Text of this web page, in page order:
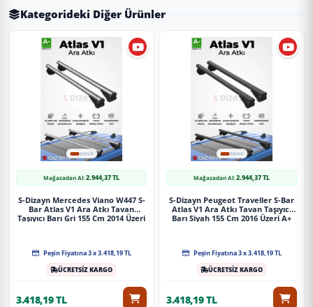
Kategorideki Diğer Ürünler
Mağazadan Al:2.944,37 TL
S-Dizayn Mercedes Viano W447 S-
Bar Atlas V1 Ara Atkı Tavan
Taşıyıcı Barı Gri 155 Cm 2014 Üzeri
Peşin Fiyatına 3 x 3.418,19 TL
ÜCRETSİZ KARGO
3.418,19 TL
Mağazadan Al:2.944,37 TL
S-Dizayn Peugeot Traveller S-Bar
Atlas V1 Ara Atkı Tavan Taşıyıcı
Barı Siyah 155 Cm 2016 Üzeri A+
Peşin Fiyatına 3 x 3.418,19 TL
ÜCRETSİZ KARGO
3.418,19 TL